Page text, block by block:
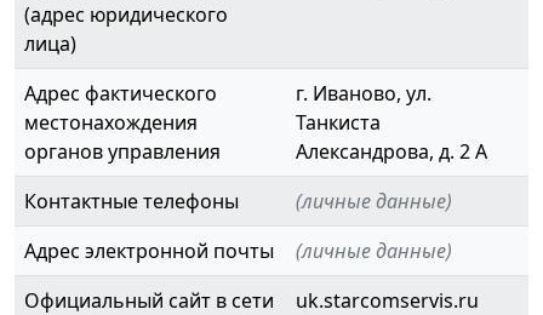
(адрес юридического
лица)
Адрес фактического
местонахождения
органов управления
г. Иваново, ул.
Танкиста
Александрова, д. 2 А
Контактные телефоны
(личные данные)
Адрес электронной почты
(личные данные)
Официальный сайт в сети
uk.starcomservis.ru